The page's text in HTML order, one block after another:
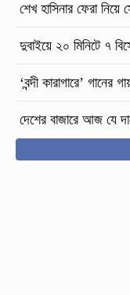
শেখ হাসিনার ফেরা নিয়ে
দুবাইয়ে ২০ মিনিটে ৭
‘বন্দী কারাগারে’ গানের
দেশের বাজারে আজ যে